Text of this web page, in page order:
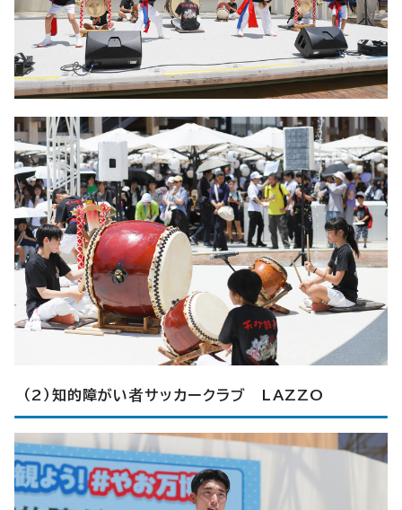
（2）知的障がい者サッカークラブ LAZZO